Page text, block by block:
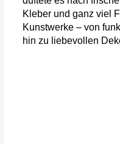
Kleber und ganz viel
Kunstwerke – von
hin zu liebevollen